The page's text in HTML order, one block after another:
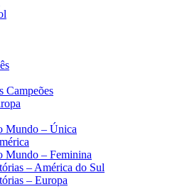
Campeões
Mundo – Única
Mundo – Feminina
– América do Sul
– Europa